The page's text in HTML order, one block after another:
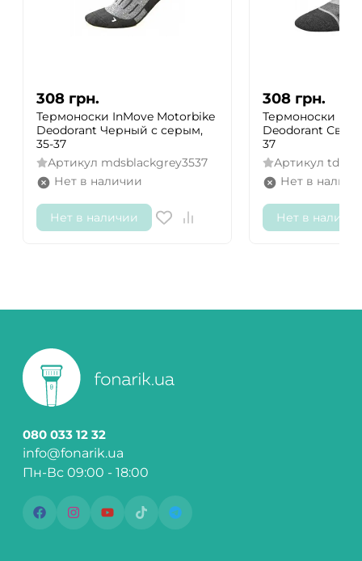
308 грн.
Термоноски InMove Motorbike
Deodorant Черный с серым,
35-37
Артикул mdsblackgrey3537
Нет в наличии
Нет в наличии
308 грн.
Термоноски
Deodorant
37
Артикул
Нет в
Нет в
080 033 12 32
info@fonarik.ua
Пн-Вс 09:00 - 18:00